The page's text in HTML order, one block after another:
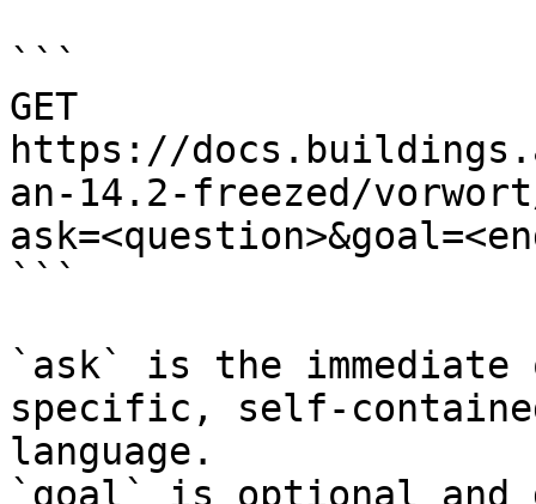
```
GET
https://
an-14.2-freezed/
```
`ask` is the
specific, self-
language.
`goal` is optional and